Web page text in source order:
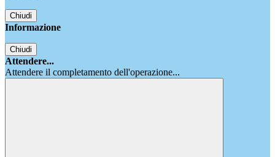
Chiudi
Informazione
Chiudi
Attendere...
Attendere il completamento dell'operazione...